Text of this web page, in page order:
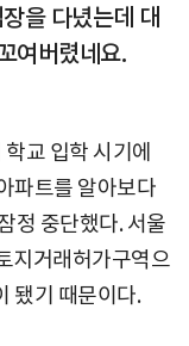
을 다녔는데 대
여버렸네요.
교 입학 시기에
파트를 알아보다
정 중단했다. 서울
지거래허가구역으
됐기 때문이다.